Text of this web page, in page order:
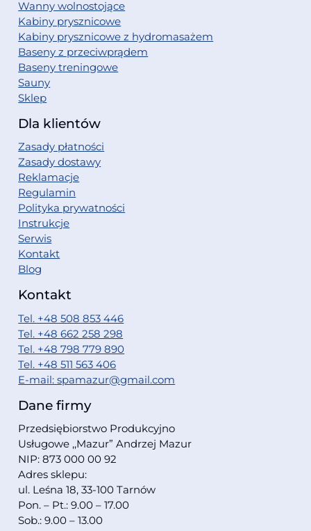
Wanny wolnostojące
Kabiny prysznicowe
Kabiny prysznicowe z hydromasażem
Baseny z przeciwprądem
Baseny treningowe
Sauny
Sklep
Dla klientów
Zasady płatności
Zasady dostawy
Reklamacje
Regulamin
Polityka prywatności
Instrukcje
Serwis
Kontakt
Blog
Kontakt
Tel. +48 508 853 446
Tel. +48 662 258 298
Tel. +48 798 779 890
Tel. +48 511 563 406
E-mail: spamazur@gmail.com
Dane firmy
Przedsiębiorstwo Produkcyjno
Usługowe ,,Mazur” Andrzej Mazur
NIP: 873 000 00 92
Adres sklepu:
ul. Leśna 18, 33-100 Tarnów
Pon. – Pt.: 9.00 – 17.00
Sob.: 9.00 – 13.00